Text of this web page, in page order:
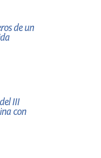
de un
III
con